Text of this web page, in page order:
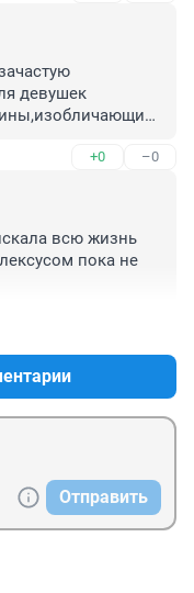
девушек
+0 –0
всю жизнь
пока не
Отправить